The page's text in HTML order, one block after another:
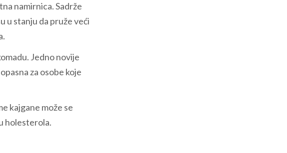
namirnica. Sadrže
u stanju da pruže veći
Jedno novije
za osobe koje
kajgane može se
holesterola.